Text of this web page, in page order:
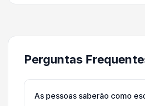
Perguntas
As pessoas saberão como